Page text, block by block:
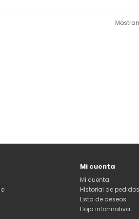
Mi cuenta
Mi cuenta
Historial de pedidos
Lista de deseos
Hoja informativa